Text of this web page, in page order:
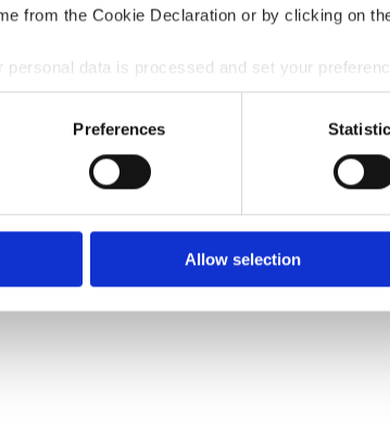
from the Cookie Declaration or by clicking on
personal data is processed and set your
content and ads, to provide social media
our site with our social media, advertising and
to them or that they’ve collected from
Preferences
Allow selection